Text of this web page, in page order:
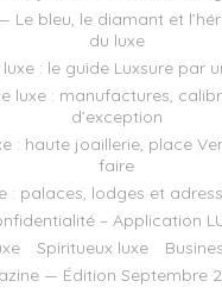
Le bleu, le diamant et
du luxe
: le guide Luxsure par
luxe : manufactures,
d’exception
: haute joaillerie, place
faire
: palaces, lodges et
– Application
Spiritueux luxe
— Édition Septembre